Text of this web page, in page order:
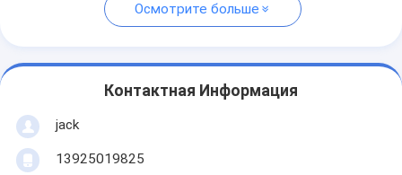
Осмотрите больше
Контактная Информация
jack
13925019825